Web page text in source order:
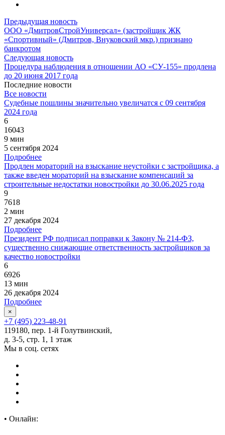
Предыдущая новость
ООО «ДмитровСтройУниверсал» (застройщик ЖК
«Спортивный» (Дмитров, Внуковский мкр.) признано
банкротом
Следующая новость
Процедура наблюдения в отношении АО «СУ-155» продлена
до 20 июня 2017 года
Последние новости
Все новости
Судебные пошлины значительно увеличатся с 09 сентября
2024 года
6
16043
9 мин
5 сентября 2024
Подробнее
Продлен мораторий на взыскание неустойки с застройщика, а
также введен мораторий на взыскание компенсаций за
строительные недостатки новостройки до 30.06.2025 года
9
7618
2 мин
27 декабря 2024
Подробнее
Президент РФ подписал поправки к Закону № 214-ФЗ,
существенно снижающие ответственность застройщиков за
качество новостройки
6
6926
13 мин
26 декабря 2024
Подробнее
×
+7 (495) 223-48-91
119180, пер. 1-й Голутвинский,
д. 3-5, стр. 1, 1 этаж
Мы в соц. сетях
• Онлайн: